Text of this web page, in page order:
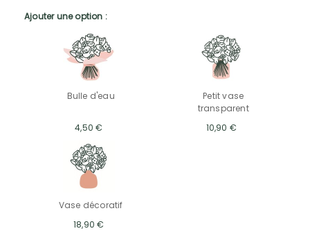
Ajouter une option :
Bulle d'eau
4,50 €
Petit vase
transparent
10,90 €
Vase décoratif
18,90 €